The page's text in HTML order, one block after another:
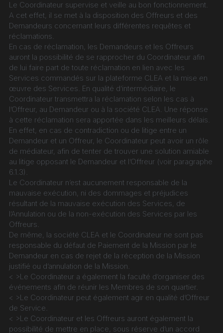
Le Coordinateur supervise et veille au bon fonctionnement.
A cet effet, il se met à la disposition des Offreurs et des
Demandeurs concernant leurs différentes requêtes et
réclamations.
En cas de réclamation, les Demandeurs et les Offreurs
auront la possibilité de se rapprocher du Coordinateur afin
de lui faire part de toute réclamation en lien avec les
Services commandés sur la plateforme CLEA et la mise en
œuvre des Services. En qualité d’intermédiaire, le
Coordinateur transmettra la réclamation selon les cas à
l’Offreur, au Demandeur ou à la société CLEA. Une réponse
à cette réclamation sera apportée dans les meilleurs délais.
En effet, en cas de contradiction ou de litige entre un
Demandeur et un Offreur, le Coordinateur peut avoir un rôle
de médiateur, afin de tenter de trouver une solution amiable
au litige opposant le Demandeur et l’Offreur (voir paragraphe
6.1.3).
Le Coordinateur n’est aucunement responsable de la
mauvaise exécution, ni des dommages et préjudices
résultant de la mauvaise exécution des Services, de
l’Annulation ou de la non-exécution des Services par les
Offreurs.
De même, la société CLEA et le Coordinateur ne sont pas
responsable du défaut de Paiement de la Mission par le
Demandeur en cas de rejet de la réception de la Mission
justifié ou d’annulation de la Mission.
< >Le Coordinateur a également la faculté d’organiser des
événements afin de réunir les Membres de son quartier.
< >Le Coordinateur peut également agir en qualité d’Offreur
de Service.
< >Le Coordinateur et les Offreurs auront également la
possibilité de mettre en place, sous réserve d’un accord